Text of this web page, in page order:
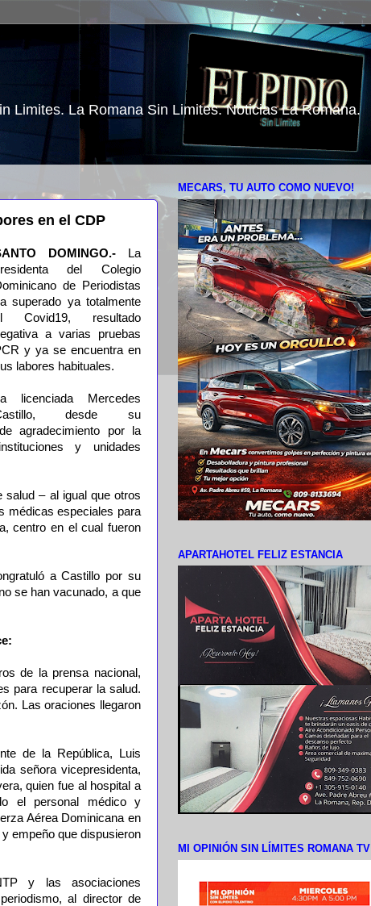
Limites. La Romana Sin Limites. Noticias La Romana.
en el CDP
DOMINGO.-
La
del Colegio
de Periodistas
superado ya totalmente
Covid19, resultado
a varias pruebas
y ya se encuentra en
labores habituales.
licenciada Mercedes
desde su
agradecimiento por la
y unidades
– al igual que otros
médicas especiales para
centro en el cual fueron
a Castillo por su
se han vacunado, a que
de la prensa nacional,
para recuperar la salud.
Las oraciones llegaron
de la República, Luis
señora vicepresidenta,
quien fue al hospital a
el personal médico y
Aérea Dominicana en
empeño que dispusieron
y las asociaciones
al director de
MECARS, TU AUTO COMO NUEVO!
APARTAHOTEL FELIZ ESTANCIA
MI OPINIÓN SIN LÍMITES ROMANA TV